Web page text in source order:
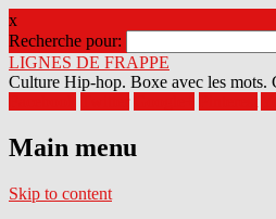
x
Recherche pour:
LIGNES DE FRAPPE
Culture Hip-hop. Boxe avec les mots.
Main menu
Skip to content